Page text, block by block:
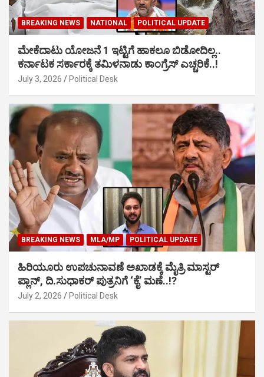
BREAKING NEWS NATIONAL POLITICAL UPDATE
ಮೇಕೆದಾಟು ಯೋಜನೆ 1 ಇಟ್ಟಿಗೆ ಹಾಕಲೂ ಬಿಡೋದಿಲ್ಲ..
ಕರ್ನಾಟಕ ಸರ್ಕಾರಕ್ಕೆ ತಮಿಳನಾಡು ಕಾಂಗ್ರೆಸ್ ಎಚ್ಚರಿಕೆ..!
July 3, 2026 Political Desk
BREAKING NEWS MLA/MP POLITICAL UPDATE
ಹಿರಿಯೂರು ಉಪಚುನಾವಣೆ ಅಖಾಡಕ್ಕೆ ಮೈತ್ರಿ ಮಾಸ್ಟರ್
ಪ್ಲಾನ್, ದಿ.ಸುಧಾಕರ್ ಪುತ್ರನಿಗೆ ‘ಕೈ’ ಮಣೆ..!?
July 2, 2026 Political Desk